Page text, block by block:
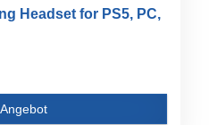
Headset for PS5, PC,